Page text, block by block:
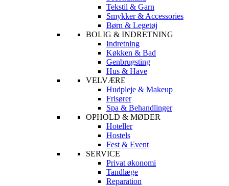
Tekstil & Garn
Smykker & Accessories
Børn & Legetøj
BOLIG & INDRETNING
Indretning
Køkken & Bad
Genbrugsting
Hus & Have
VELVÆRE
Hudpleje & Makeup
Frisører
Spa & Behandlinger
OPHOLD & MØDER
Hoteller
Hostels
Fest & Event
SERVICE
Privat økonomi
Tandlæge
Reparation